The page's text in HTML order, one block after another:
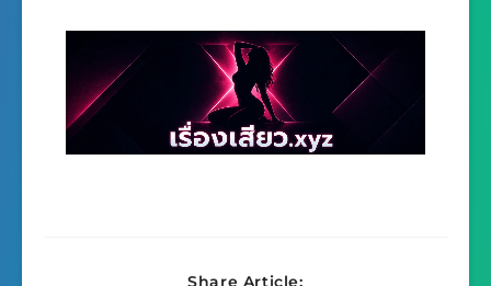
Share Article: